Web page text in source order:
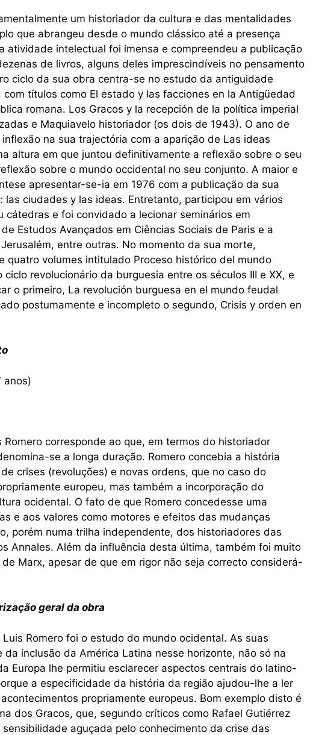
um historiador da cultura e das mentalidades
que abrangeu desde o mundo clássico até a presença
atividade intelectual foi imensa e compreendeu a publicação
de livros, alguns deles imprescindíveis no pensamento
ciclo da sua obra centra-se no estudo da antiguidade
títulos como El estado y las facciones en la Antigüedad
romana. Los Gracos y la recepción de la política imperial
e Maquiavelo historiador (os dois de 1943). O ano de
na sua trajectória com a aparição de Las ideas
altura em que juntou definitivamente a reflexão sobre o seu
sobre o mundo occidental no seu conjunto. A maior e
apresentar-se-ia em 1976 com a publicação da sua
las ciudades y las ideas. Entretanto, participou em vários
cátedras e foi convidado a lecionar seminários em
Estudos Avançados em Ciências Sociais de Paris e a
entre outras. No momento da sua morte,
quatro volumes intitulado Proceso histórico del mundo
revolucionário da burguesia entre os séculos III e XX, e
o primeiro, La revolución burguesa en el mundo feudal
postumamente e incompleto o segundo, Crisis y orden en
anos)
corresponde ao que, em termos do historiador
se a longa duração. Romero concebia a história
crises (revoluções) e novas ordens, que no caso do
europeu, mas também a incorporação do
ocidental. O fato de que Romero concedesse uma
e aos valores como motores e efeitos das mudanças
porém numa trilha independente, dos historiadores das
Annales. Além da influência desta última, também foi muito
Marx, apesar de que em rigor não seja correcto considerá-
geral da obra
Romero foi o estudo do mundo ocidental. As suas
inclusão da América Latina nesse horizonte, não só na
Europa lhe permitiu esclarecer aspectos centrais do latino-
a especificidade da história da região ajudou-lhe a ler
propriamente europeus. Bom exemplo disto é
dos Gracos, que, segundo críticos como Rafael Gutiérrez
aguçada pelo conhecimento da crise das